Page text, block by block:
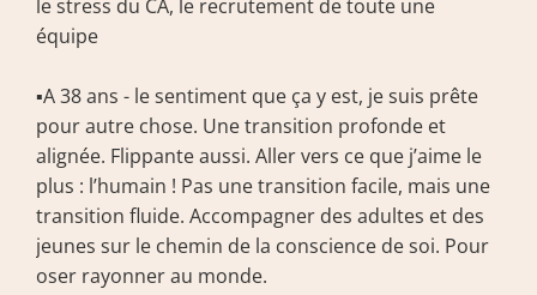
le stress du CA, le recrutement de toute une
équipe
▪️A 38 ans - le sentiment que ça y est, je suis prête
pour autre chose. Une transition profonde et
alignée. Flippante aussi. Aller vers ce que j’aime le
plus : l’humain ! Pas une transition facile, mais une
transition fluide. Accompagner des adultes et des
jeunes sur le chemin de la conscience de soi. Pour
oser rayonner au monde.